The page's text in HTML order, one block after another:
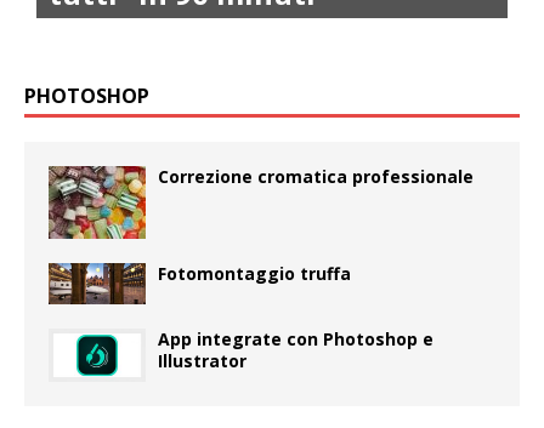
PHOTOSHOP
Correzione cromatica professionale
Fotomontaggio truffa
App integrate con Photoshop e
Illustrator